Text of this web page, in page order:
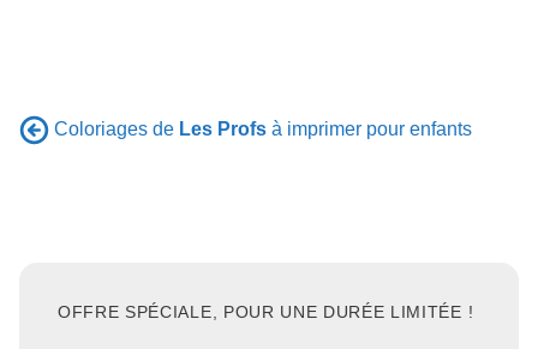
Coloriages de Les Profs à imprimer pour enfants
OFFRE SPÉCIALE, POUR UNE DURÉE LIMITÉE !